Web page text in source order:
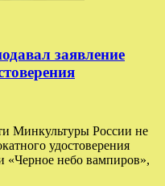
заявление
Минкультуры России не
удостоверения
«Черное небо вампиров»,